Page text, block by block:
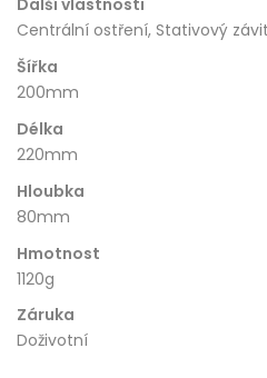
Další vlastnosti
Centrální ostření, Stativový
Šířka
200mm
Délka
220mm
Hloubka
80mm
Hmotnost
1120g
Záruka
Doživotní